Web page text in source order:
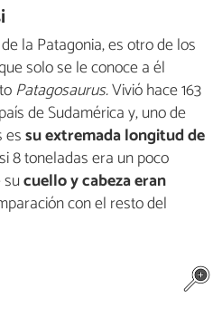
la Patagonia, es otro de los
solo se le conoce a él
Patagosaurus.Vivió hace 163
de Sudamérica y, uno de
essu extremada longitudde
8 toneladas era un poco
cuello y cabeza eran
con el resto del